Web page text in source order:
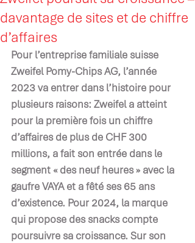
davantage de sites et de chiffre
d’affaires
Pour l’entreprise familiale suisse
Zweifel Pomy-Chips AG, l’année
2023 va entrer dans l’histoire pour
plusieurs raisons: Zweifel a atteint
pour la première fois un chiffre
d’affaires de plus de CHF 300
millions, a fait son entrée dans le
segment « des neuf heures » avec la
gaufre VAYA et a fêté ses 65 ans
d’existence. Pour 2024, la marque
qui propose des snacks compte
poursuivre sa croissance. Sur son